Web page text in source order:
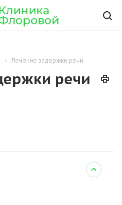
Лечение задержки речи
речи